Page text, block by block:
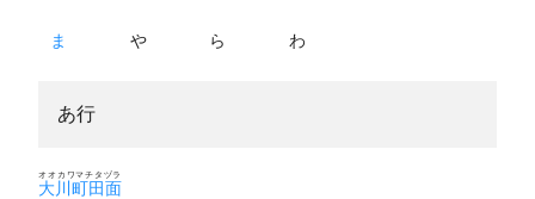
ま や ら わ
あ行
大川町田面
オオカワマチタヅラ